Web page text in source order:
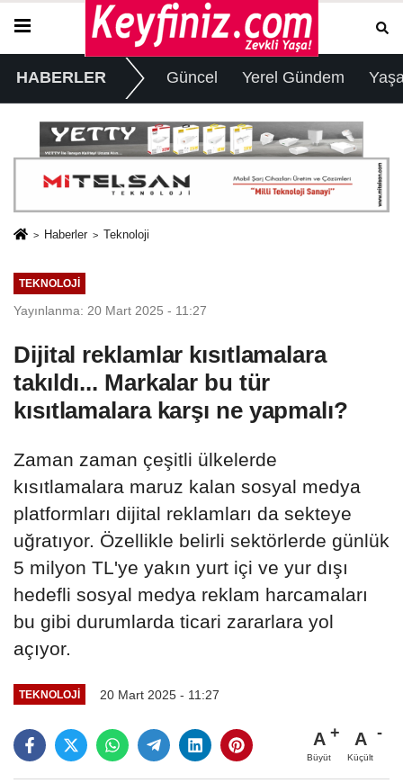
HABERLER Güncel Yerel Gündem
Haberler Teknoloji
TEKNOLOJI
Yayınlanma: 20 Mart 2025 - 11:27
Dijital reklamlar kısıtlamalara
takıldı... Markalar bu tür
kısıtlamalara karşı ne yapmalı?
Zaman zaman çeşitli ülkelerde
kısıtlamalara maruz kalan sosyal medya
platformları dijital reklamları da sekteye
uğratıyor. Özellikle belirli sektörlerde günlük
5 milyon TL'ye yakın yurt içi ve yur dışı
hedefli sosyal medya reklam harcamaları
bu gibi durumlarda ticari zararlara yol
açıyor.
TEKNOLOJI 20 Mart 2025 - 11:27
A
Büyüt
A
Küçült